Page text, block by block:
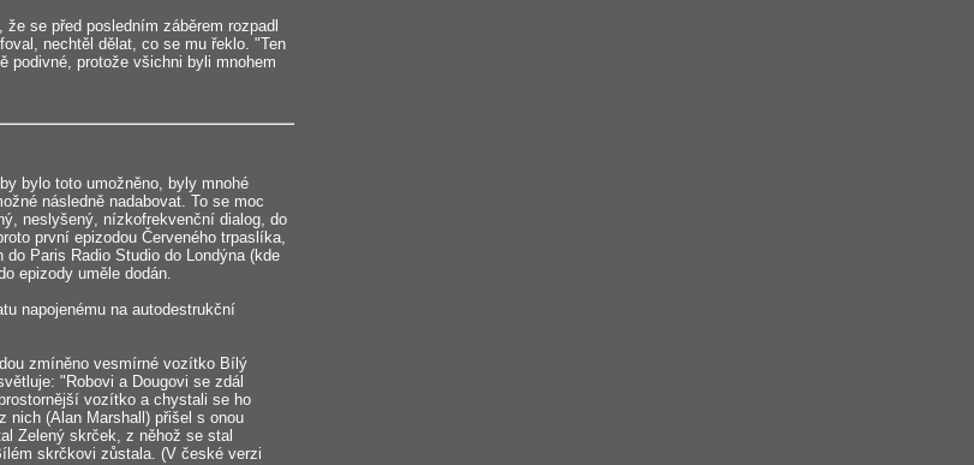
se před posledním záběrem rozpadl
nechtěl dělat, co se mu řeklo. "Ten
protože všichni byli mnohem
bylo toto umožněno, byly mnohé
následně nadabovat. To se moc
neslyšený, nízkofrekvenční dialog, do
první epizodou Červeného trpaslíka,
Paris Radio Studio do Londýna (kde
epizody uměle dodán.
napojenému na autodestrukční
zmíněno vesmírné vozítko Bílý
"Robovi a Dougovi se zdál
vozítko a chystali se ho
nich (Alan Marshall) přišel s onou
Zelený skrček, z něhož se stal
skrčkovi zůstala. (V české verzi